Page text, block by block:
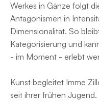
Werkes in Gänze folgt
Antagonismen in
Dimensionalität. So
Kategorisierung und
- im Moment - erlebt
Kunst begleitet Imme
seit ihrer frühen